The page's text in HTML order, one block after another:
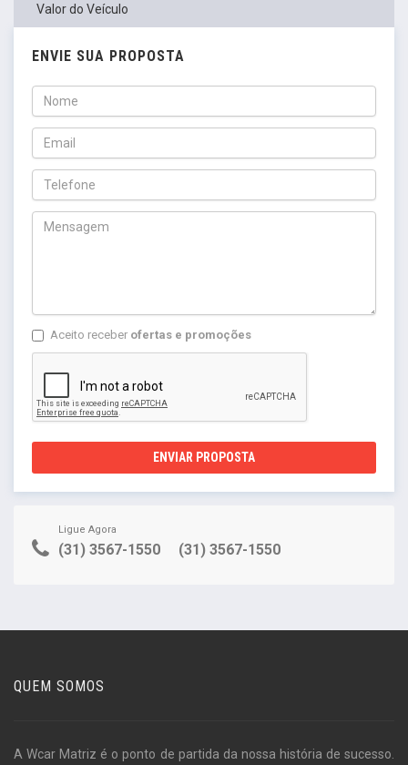
Valor do Veículo
ENVIE SUA PROPOSTA
Aceito receber ofertas e promoções
ENVIAR PROPOSTA
Ligue Agora
(31) 3567-1550 (31) 3567-1550
QUEM SOMOS
A Wcar Matriz é o ponto de partida da nossa história de sucesso.